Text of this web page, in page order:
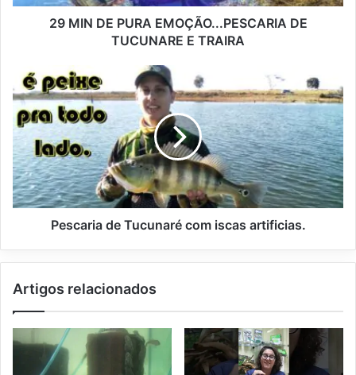
29 MIN DE PURA EMOÇÃO...PESCARIA DE
TUCUNARE E TRAIRA
Pescaria de Tucunaré com iscas artificias.
Artigos relacionados